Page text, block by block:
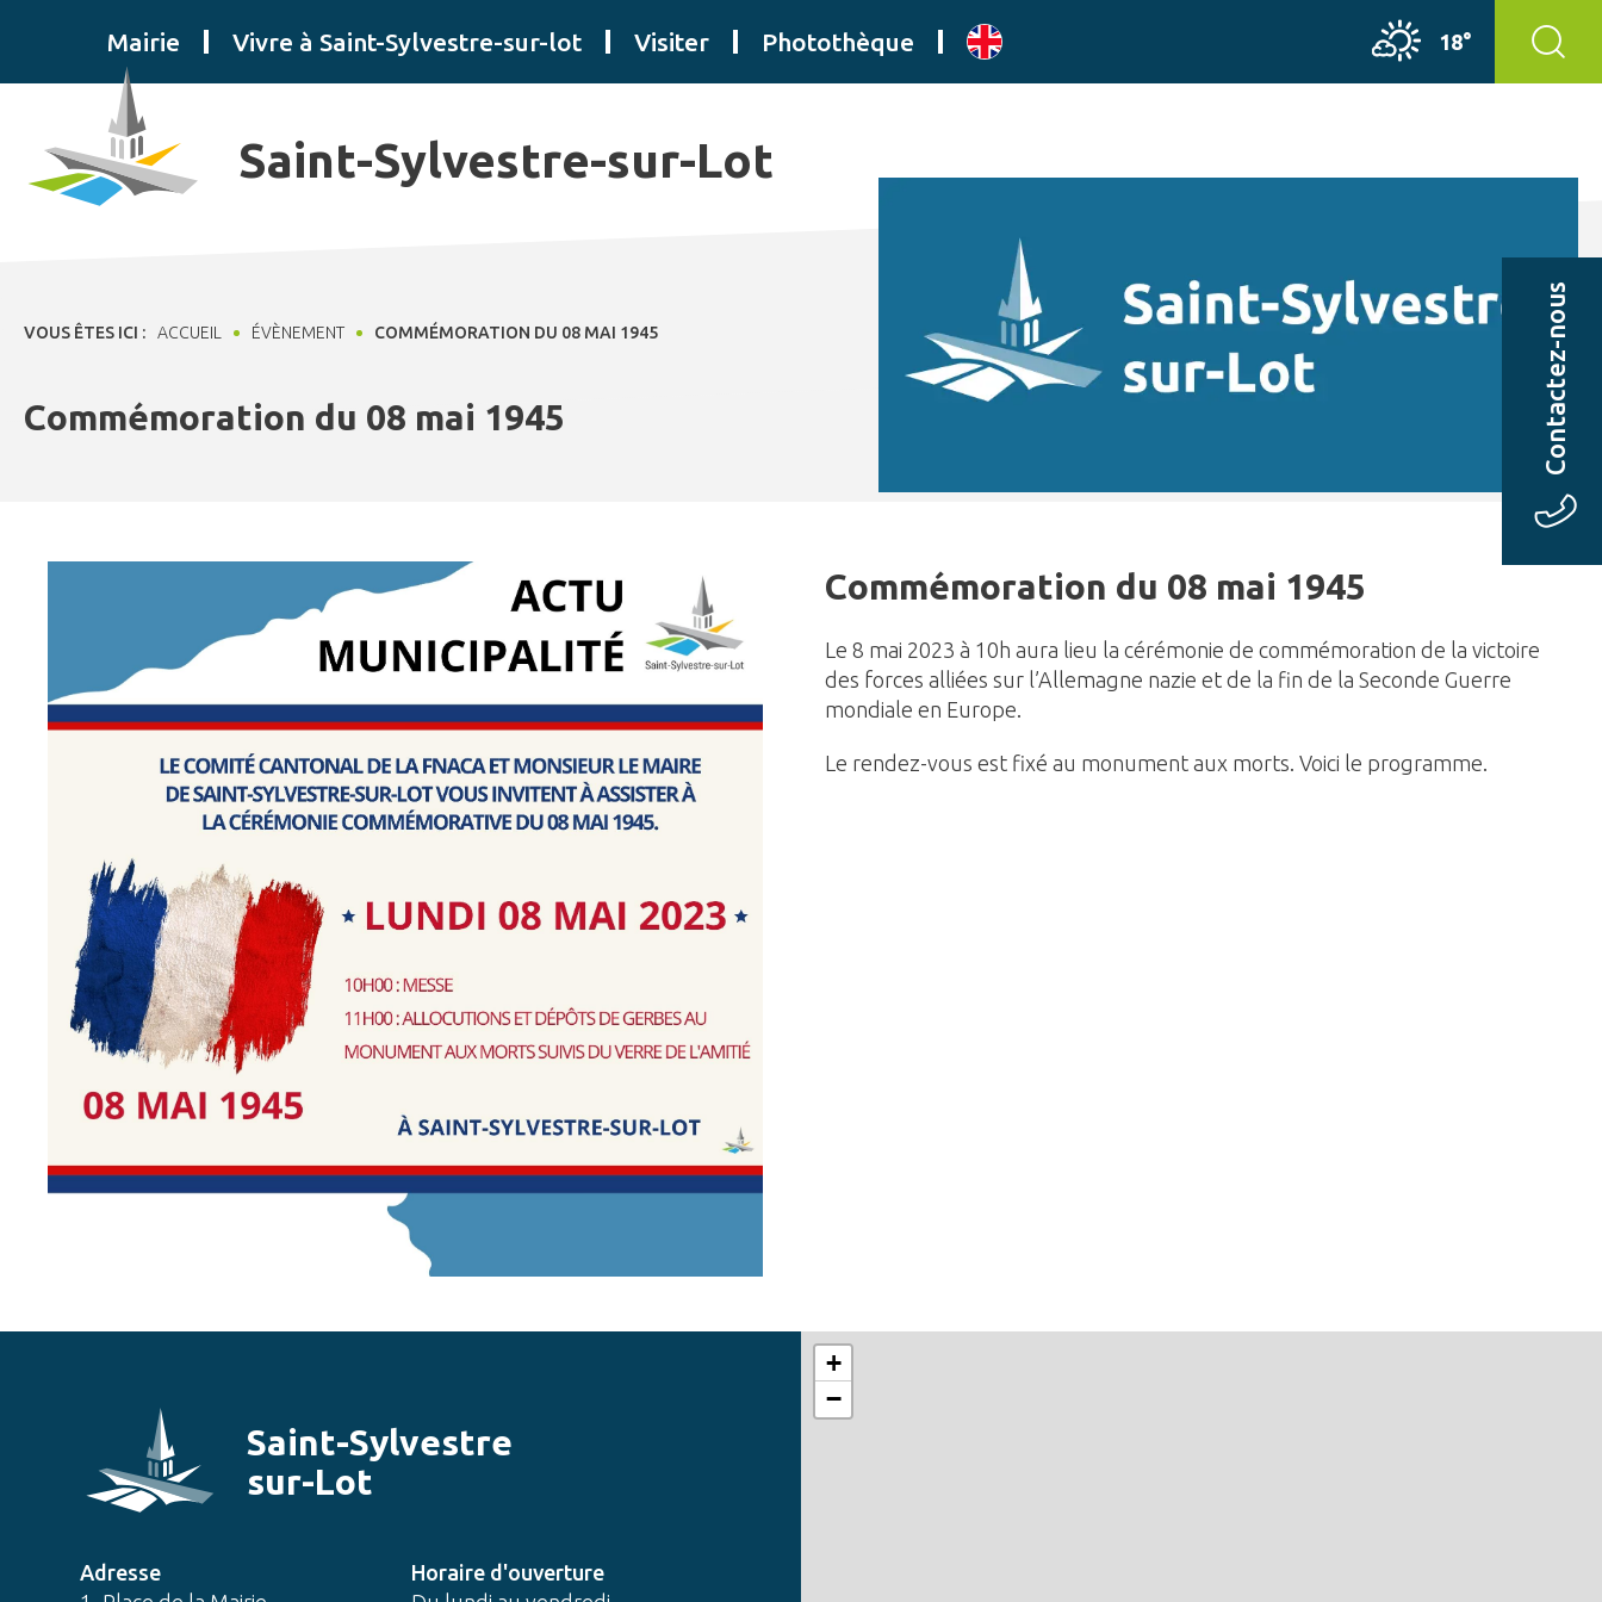
Mairie Vivre à Saint-Sylvestre-sur-lot Visiter Photothèque 18°
Saint-Sylvestre-sur-Lot
Contactez-nous
VOUS ÊTES ICI : ACCUEIL ÉVÈNEMENT COMMÉMORATION DU 08 MAI 1945
Commémoration du 08 mai 1945
Commémoration du 08 mai 1945
Le 8 mai 2023 à 10h aura lieu la cérémonie de commémoration de la victoire
des forces alliées sur l’Allemagne nazie et de la fin de la Seconde Guerre
mondiale en Europe.
Le rendez-vous est fixé au monument aux morts. Voici le programme.
Saint-Sylvestre
sur-Lot
Adresse
Horaire d'ouverture
+
−